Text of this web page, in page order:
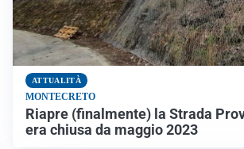
ATTUALITÀ
MONTECRETO
Riapre (finalmente) la Strada
era chiusa da maggio 2023